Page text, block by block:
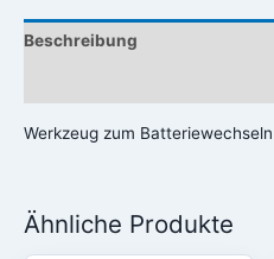
Beschreibung
Werkzeug zum
Ähnliche Produkte